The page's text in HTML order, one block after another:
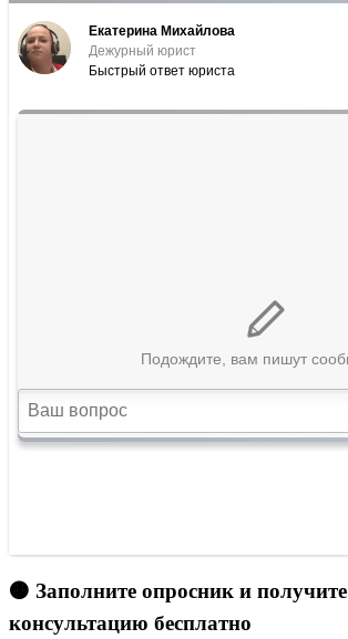
🟠 Заполните опросник и получите
консультацию бесплатно